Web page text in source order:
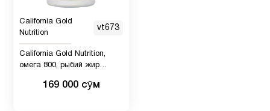
Красота 2
Куркума
California Gold
Nutrition
vt673
California Gold Nutrition,
омега 800, рыбий жир
чистоты, 80% ЭПК/ДГК, в
169 000 сӯм